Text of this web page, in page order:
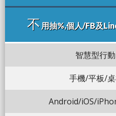
不 用抽%,個人/FB及
智慧型行
手機/平板/
Android/iOS/